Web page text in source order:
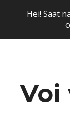
Hei! Saat
Voi